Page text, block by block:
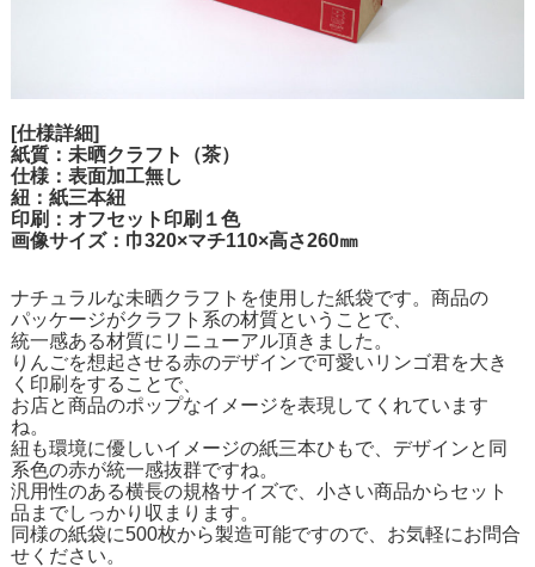
[仕様詳細]
紙質：未晒クラフト（茶）
仕様：表面加工無し
紐：紙三本紐
印刷：オフセット印刷１色
画像サイズ：巾320×マチ110×高さ260㎜
ナチュラルな未晒クラフトを使用した紙袋です。商品の
パッケージがクラフト系の材質ということで、
統一感ある材質にリニューアル頂きました。
りんごを想起させる赤のデザインで可愛いリンゴ君を大き
く印刷をすることで、
お店と商品のポップなイメージを表現してくれています
ね。
紐も環境に優しいイメージの紙三本ひもで、デザインと同
系色の赤が統一感抜群ですね。
汎用性のある横長の規格サイズで、小さい商品からセット
品までしっかり収まります。
同様の紙袋に500枚から製造可能ですので、お気軽にお問合
せください。